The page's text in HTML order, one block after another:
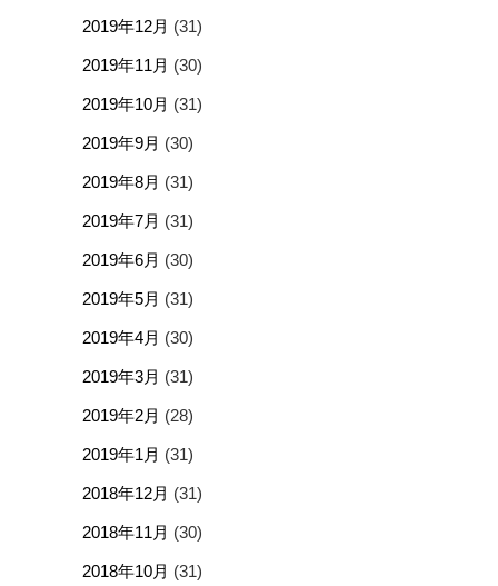
2019年12月 (31)
2019年11月 (30)
2019年10月 (31)
2019年9月 (30)
2019年8月 (31)
2019年7月 (31)
2019年6月 (30)
2019年5月 (31)
2019年4月 (30)
2019年3月 (31)
2019年2月 (28)
2019年1月 (31)
2018年12月 (31)
2018年11月 (30)
2018年10月 (31)